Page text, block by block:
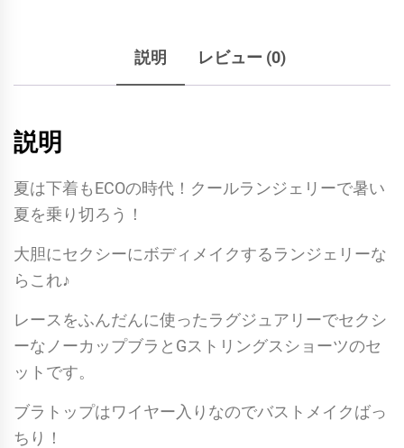
ー
ッ
プ）
ブ
ラ
ャ
＆
G
ス
説明 レビュー (0)
説明
夏は下着もECOの時代！クールランジェリーで暑い
夏を乗り切ろう！
大胆にセクシーにボディメイクするランジェリーな
らこれ♪
レースをふんだんに使ったラグジュアリーでセクシ
ーなノーカップブラとGストリングスショーツのセ
ットです。
ブラトップはワイヤー入りなのでバストメイクばっ
ちり！